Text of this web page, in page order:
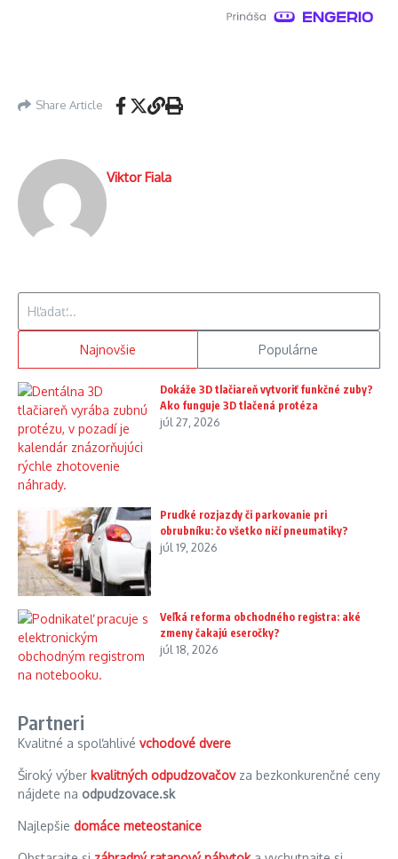
Share Article
Viktor Fiala
Najnovšie Populárne
Dokáže 3D tlačiareň vytvoriť funkčné zuby?
Ako funguje 3D tlačená protéza
júl 27, 2026
Prudké rozjazdy či parkovanie pri
obrubníku: čo všetko ničí pneumatiky?
júl 19, 2026
Veľká reforma obchodného registra: aké
zmeny čakajú eseročky?
júl 18, 2026
Partneri
Kvalitné a spoľahlivé vchodové dvere
Široký výber kvalitných odpudzovačovza bezkonkurenčné ceny
nájdete na odpudzovace.sk
Najlepšie domáce meteostanice